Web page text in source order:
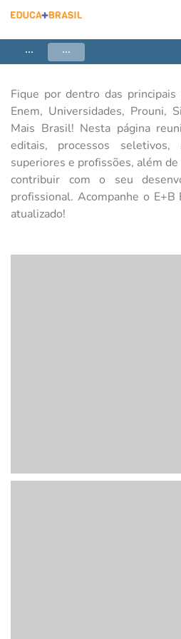
... ...
Fique por dentro das principais
Enem, Universidades, Prouni,
Mais Brasil! Nesta página
editais, processos seletivos,
superiores e profissões, além
contribuir com o seu
profissional. Acompanhe o E+B
atualizado!